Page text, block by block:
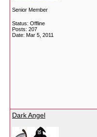
Senior Member
Status: Offline
Posts: 207
Date: Mar 5, 2011
Dark Angel